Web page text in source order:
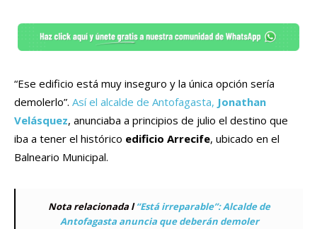
“Ese edificio está muy inseguro y la única opción sería
demolerlo”. Así el alcalde de Antofagasta, Jonathan
Velásquez, anunciaba a principios de julio el destino que
iba a tener el histórico edificio Arrecife, ubicado en el
Balneario Municipal.
Nota relacionada l“Está irreparable”: Alcalde de
Antofagasta anuncia que deberán demoler